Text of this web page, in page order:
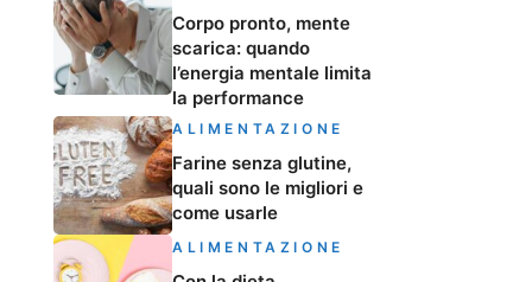
Corpo pronto, mente
scarica: quando
l’energia mentale limita
la performance
ALIMENTAZIONE
Farine senza glutine,
quali sono le migliori e
come usarle
ALIMENTAZIONE